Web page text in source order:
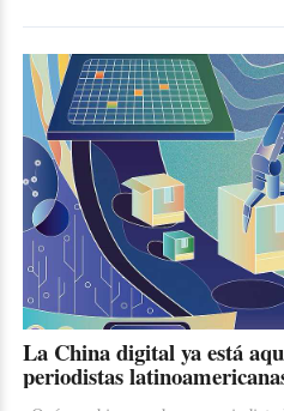
La China digital ya está
periodistas